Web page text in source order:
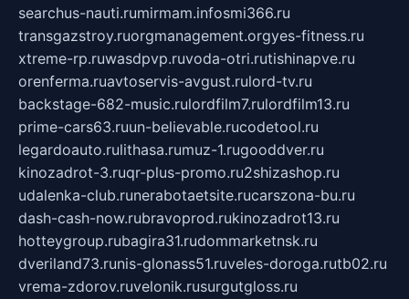
searchus-nauti.rumirmam.infosmi366.ru
transgazstroy.ruorgmanagement.orgyes-fitness.ru
xtreme-rp.ruwasdpvp.ruvoda-otri.rutishinapve.ru
orenferma.ruavtoservis-avgust.rulord-tv.ru
backstage-682-music.rulordfilm7.rulordfilm13.ru
prime-cars63.ruun-believable.rucodetool.ru
legardoauto.rulithasa.rumuz-1.rugooddver.ru
kinozadrot-3.ruqr-plus-promo.ru2shizashop.ru
udalenka-club.runerabotaetsite.rucarszona-bu.ru
dash-cash-now.rubravoprod.rukinozadrot13.ru
hotteygroup.rubagira31.rudommarketnsk.ru
dveriland73.runis-glonass51.ruveles-doroga.rutb02.ru
vrema-zdorov.ruvelonik.rusurgutgloss.ru